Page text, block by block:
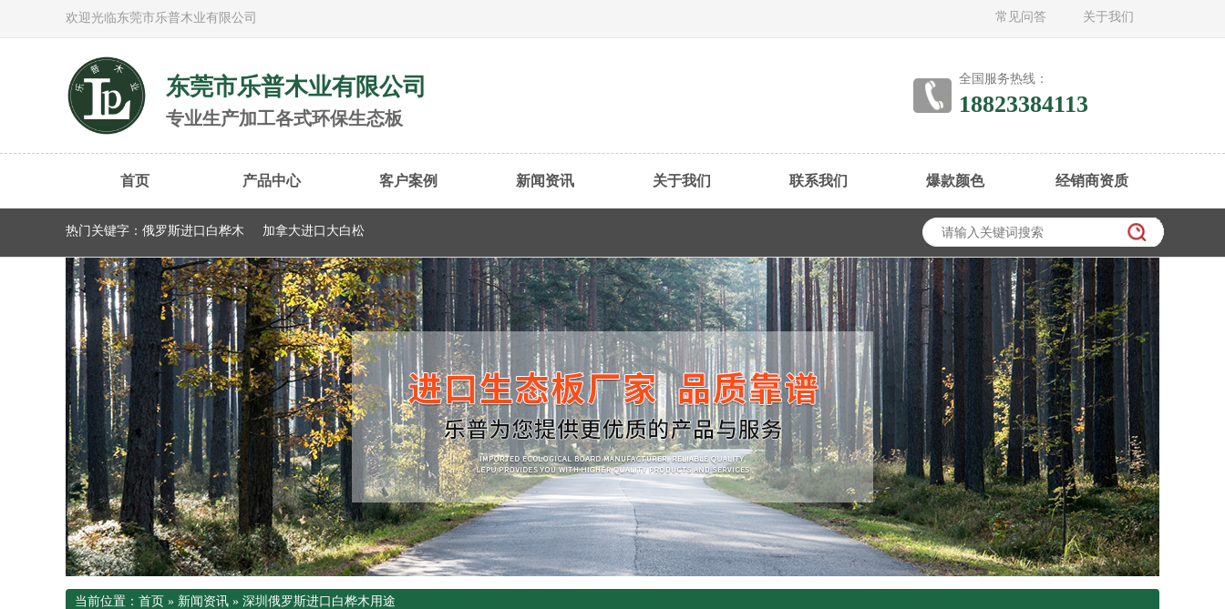
欢迎光临东莞市乐普木业有限公司 常见问答 关于我们
东莞市乐普木业有限公司
专业生产加工各式环保生态板
全国服务热线：
18823384113
首页 产品中心 客户案例 新闻资讯 关于我们 联系我们 爆款颜色 经销商资质
热门关键字： 俄罗斯进口白桦木 加拿大进口大白松
当前位置： 首页 » 新闻资讯 » 深圳俄罗斯进口白桦木用途